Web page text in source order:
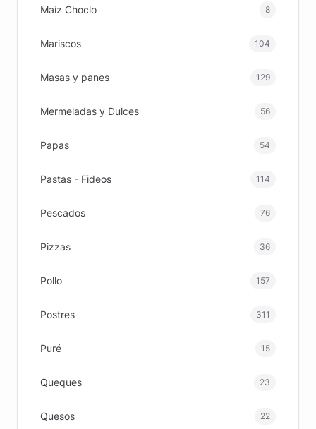
Maíz Choclo 8
Mariscos 104
Masas y panes 129
Mermeladas y Dulces 56
Papas 54
Pastas - Fideos 114
Pescados 76
Pizzas 36
Pollo 157
Postres 311
Puré 15
Queques 23
Quesos 22